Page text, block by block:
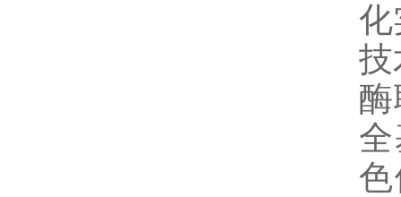
化
技